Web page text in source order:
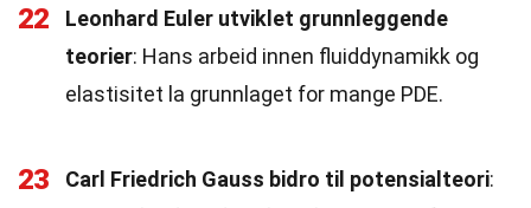
22
Leonhard Euler utviklet grunnleggende
teorier: Hans arbeid innen fluiddynamikk og
elastisitet la grunnlaget for mange PDE.
23 Carl Friedrich Gauss bidro til potensialteori: